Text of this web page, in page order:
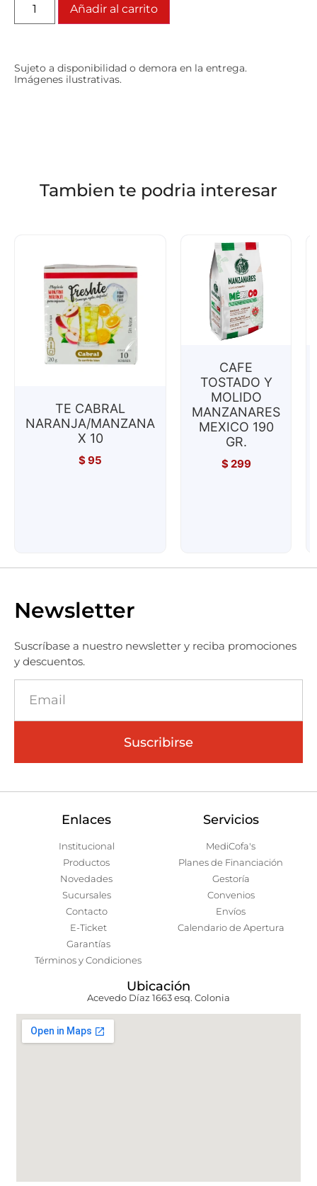
Añadir al carrito
Sujeto a disponibilidad o demora en la entrega.
Imágenes ilustrativas.
Tambien te podria interesar
TE CABRAL
NARANJA/MANZANA
X 10
$95
CAFE
TOSTADO Y
MOLIDO
MANZANARES
MEXICO 190
GR.
$299
Newsletter
Suscríbase a nuestro newsletter y reciba promociones
y descuentos.
Suscribirse
Enlaces
Institucional
Productos
Novedades
Sucursales
Contacto
E-Ticket
Garantías
Términos y Condiciones
Servicios
MediCofa's
Planes de Financiación
Gestoría
Convenios
Envíos
Calendario de Apertura
Ubicación
Acevedo Díaz 1663 esq. Colonia